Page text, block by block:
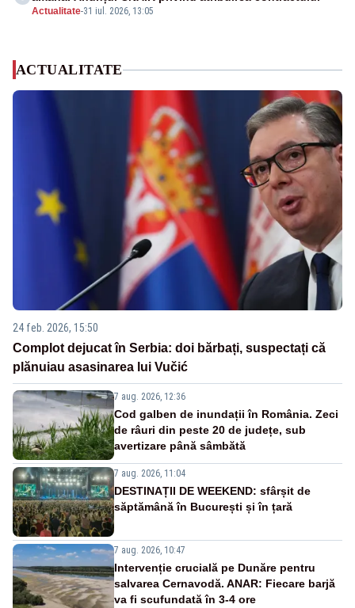
Actualitate-31 iul. 2026, 13:05
ACTUALITATE
24 feb. 2026, 15:50
Complot dejucat în Serbia: doi bărbați, suspectați că
plănuiau asasinarea lui Vučić
7 aug. 2026, 12:36
Cod galben de inundații în România. Zeci
de râuri din peste 20 de județe, sub
avertizare până sâmbătă
7 aug. 2026, 11:04
DESTINAȚII DE WEEKEND: sfârșit de
săptămână în București și în țară
7 aug. 2026, 10:47
Intervenție crucială pe Dunăre pentru
salvarea Cernavodă. ANAR: Fiecare barjă
va fi scufundată în 3-4 ore